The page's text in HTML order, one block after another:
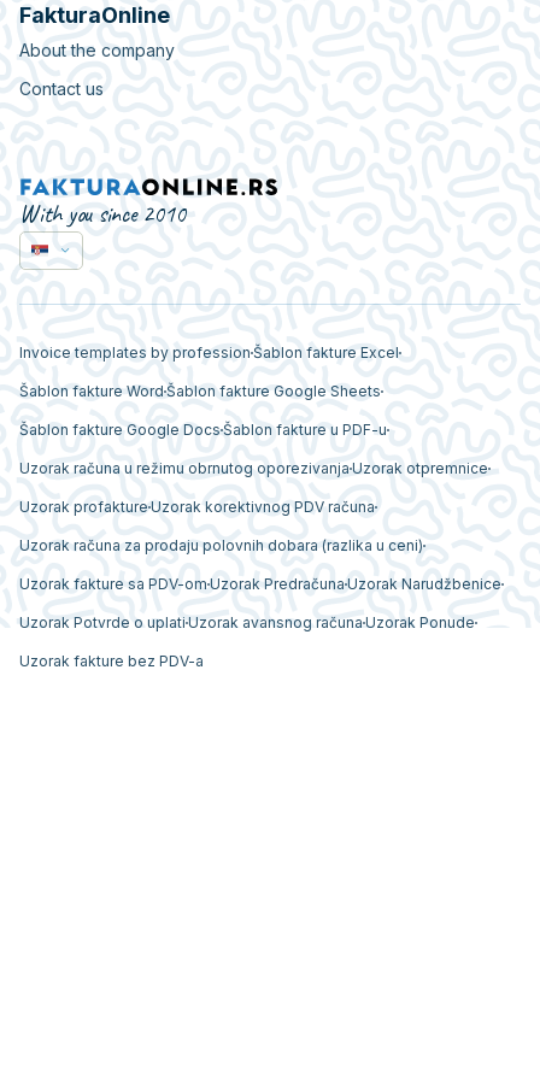
FakturaOnline
About the company
Contact us
With you since 2010
Invoice templates by profession Šablon fakture Excel
Šablon fakture Word Šablon fakture Google Sheets
Šablon fakture Google Docs Šablon fakture u PDF-u
Uzorak računa u režimu obrnutog oporezivanja Uzorak otpremnice
Uzorak profakture Uzorak korektivnog PDV računa
Uzorak računa za prodaju polovnih dobara (razlika u ceni)
Uzorak fakture sa PDV-om Uzorak Predračuna Uzorak Narudžbenice
Uzorak Potvrde o uplati Uzorak avansnog računa Uzorak Ponude
Uzorak fakture bez PDV-a